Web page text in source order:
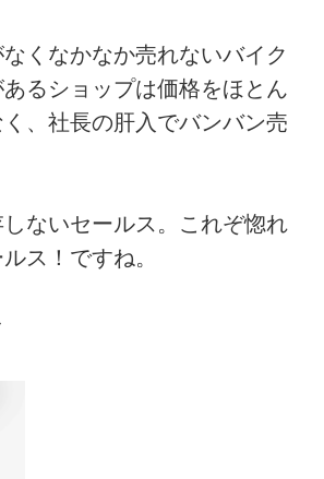
くなかなか売れないバイク
るショップは価格をほとん
、社長の肝入でバンバン売
ないセールス。これぞ惚れ
ス！ですね。